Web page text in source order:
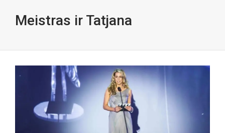
Meistras ir Tatjana